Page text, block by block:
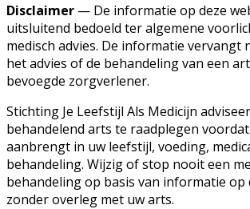
Disclaimer — De informatie op deze
uitsluitend bedoeld ter algemene
medisch advies. De informatie vervangt
het advies of de behandeling van een
bevoegde zorgverlener.
Stichting Je Leefstijl Als Medicijn
behandelend arts te raadplegen
aanbrengt in uw leefstijl, voeding,
behandeling. Wijzig of stop nooit een
behandeling op basis van informatie op
zonder overleg met uw arts.